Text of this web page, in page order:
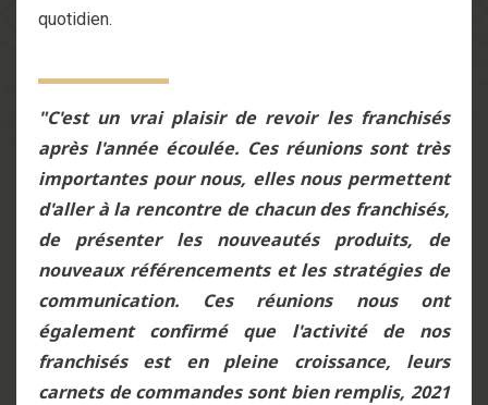
quotidien.
"C'est un vrai plaisir de revoir les franchisés
après l'année écoulée. Ces réunions sont très
importantes pour nous, elles nous permettent
d'aller à la rencontre de chacun des franchisés,
de présenter les nouveautés produits, de
nouveaux référencements et les stratégies de
communication. Ces réunions nous ont
également confirmé que l'activité de nos
franchisés est en pleine croissance, leurs
carnets de commandes sont bien remplis, 2021